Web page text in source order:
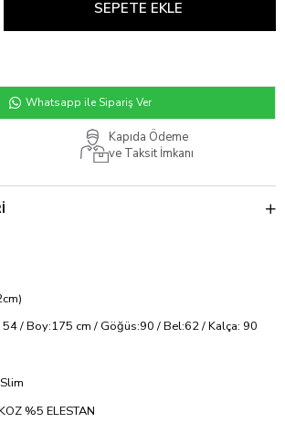
Whatsapp ile Sipariş Ver
Kapıda Ödeme
ve Taksit İmkanı
/ Boy:175 cm / Göğüs:90 / Bel:62 / Kalça: 90
%5 ELESTAN